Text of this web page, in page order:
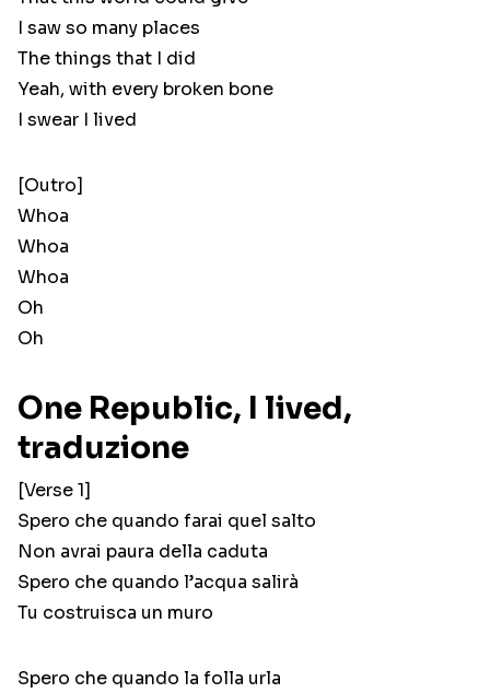
I saw so many places
The things that I did
Yeah, with every broken bone
I swear I lived
[Outro]
Whoa
Whoa
Whoa
Oh
Oh
One Republic, I lived,
traduzione
[Verse 1]
Spero che quando farai quel salto
Non avrai paura della caduta
Spero che quando l’acqua salirà
Tu costruisca un muro
Spero che quando la folla urla